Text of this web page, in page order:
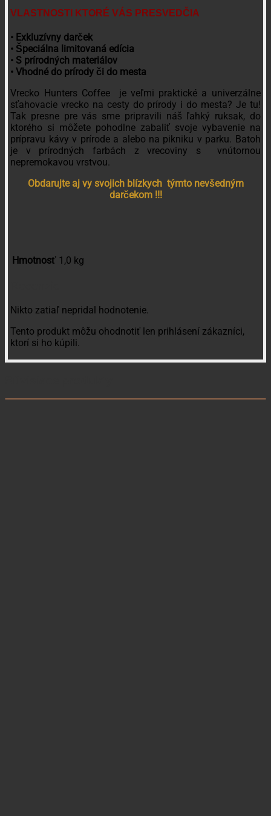
VLASTNOSTI KTORÉ VÁS PRESVEDČIA
• Exkluzívny darček
• Špeciálna limitovaná edícia
• S prírodných materiálov
• Vhodné do prírody či do mesta
Vrecko Hunters Coffee je veľmi praktické a univerzálne
sťahovacie vrecko na cesty do prírody i do mesta? Je tu!
Tak presne pre vás sme pripravili náš ľahký ruksak, do
ktorého si môžete pohodlne zabaliť svoje vybavenie na
prípravu kávy v prírode a alebo na pikniku v parku. Batoh
je v prírodných farbách z vrecoviny s vnútornou
nepremokavou vrstvou.
Obdarujte aj vy svojich blízkych týmto nevšedným
darčekom !!!
Hmotnosť 1,0 kg
Nikto zatiaľ nepridal hodnotenie.
Tento produkt môžu ohodnotiť len prihlásení zákazníci,
ktorí si ho kúpili.